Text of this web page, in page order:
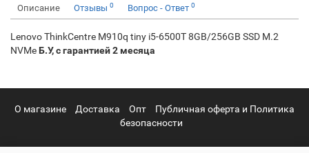
Описание Отзывы 0 Вопрос - Ответ 0
Lenovo ThinkCentre M910q tiny i5-6500T 8GB/256GB SSD M.2
NVMeБ.У, с гарантией 2 месяца
О магазине Доставка Опт
Публичная оферта и Политика
безопасности